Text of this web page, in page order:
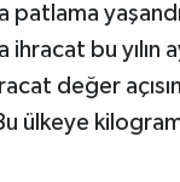
patlama
bu yılın
değer
ülkeye